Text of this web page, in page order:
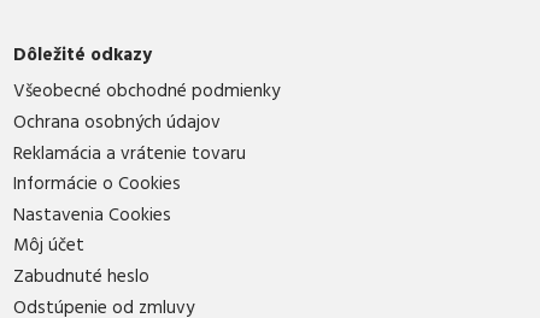
Dôležité odkazy
Všeobecné obchodné podmienky
Ochrana osobných údajov
Reklamácia a vrátenie tovaru
Informácie o Cookies
Nastavenia Cookies
Môj účet
Zabudnuté heslo
Odstúpenie od zmluvy